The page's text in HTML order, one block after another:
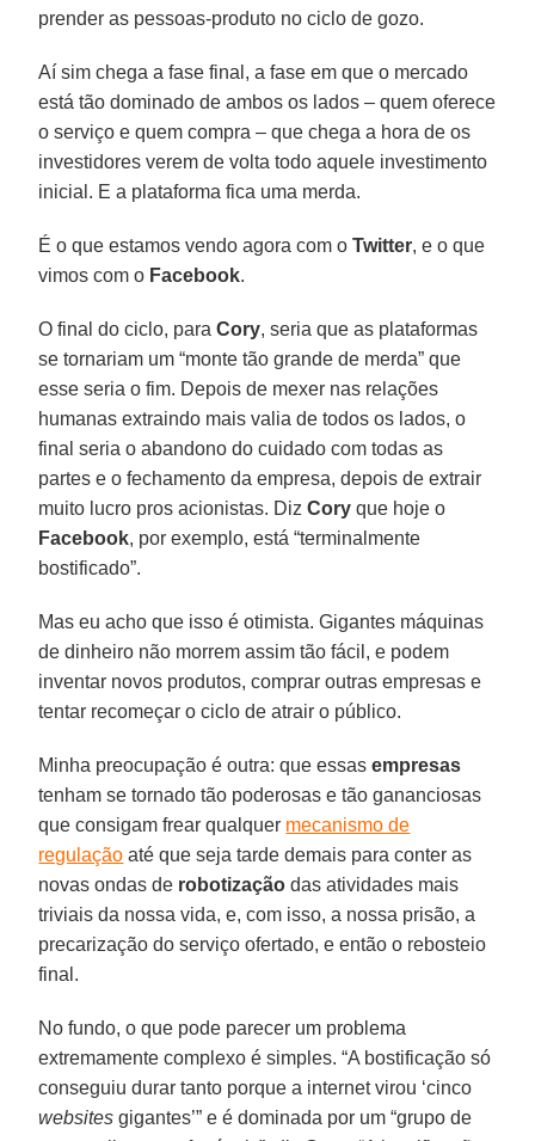
prender as pessoas-produto no ciclo de gozo.
Aí sim chega a fase final, a fase em que o mercado
está tão dominado de ambos os lados – quem oferece
o serviço e quem compra – que chega a hora de os
investidores verem de volta todo aquele investimento
inicial. E a plataforma fica uma merda.
É o que estamos vendo agora com o Twitter, e o que
vimos com o Facebook.
O final do ciclo, paraCory, seria que as plataformas
se tornariam um “monte tão grande de merda” que
esse seria o fim. Depois de mexer nas relações
humanas extraindo mais valia de todos os lados, o
final seria o abandono do cuidado com todas as
partes e o fechamento da empresa, depois de extrair
muito lucro pros acionistas. DizCory que hoje o
Facebook, por exemplo, está “terminalmente
bostificado”.
Mas eu acho que isso é otimista. Gigantes máquinas
de dinheiro não morrem assim tão fácil, e podem
inventar novos produtos, comprar outras empresas e
tentar recomeçar o ciclo de atrair o público.
Minha preocupação é outra: que essasempresas
tenham se tornado tão poderosas e tão gananciosas
que consigam frear qualquer mecanismo de
regulação até que seja tarde demais para conter as
novas ondas de robotização das atividades mais
triviais da nossa vida, e, com isso, a nossa prisão, a
precarização do serviço ofertado, e então o rebosteio
final.
No fundo, o que pode parecer um problema
extremamente complexo é simples. “A bostificação só
conseguiu durar tanto porque a internet virou ‘cinco
websites gigantes’” e é dominada por um “grupo de